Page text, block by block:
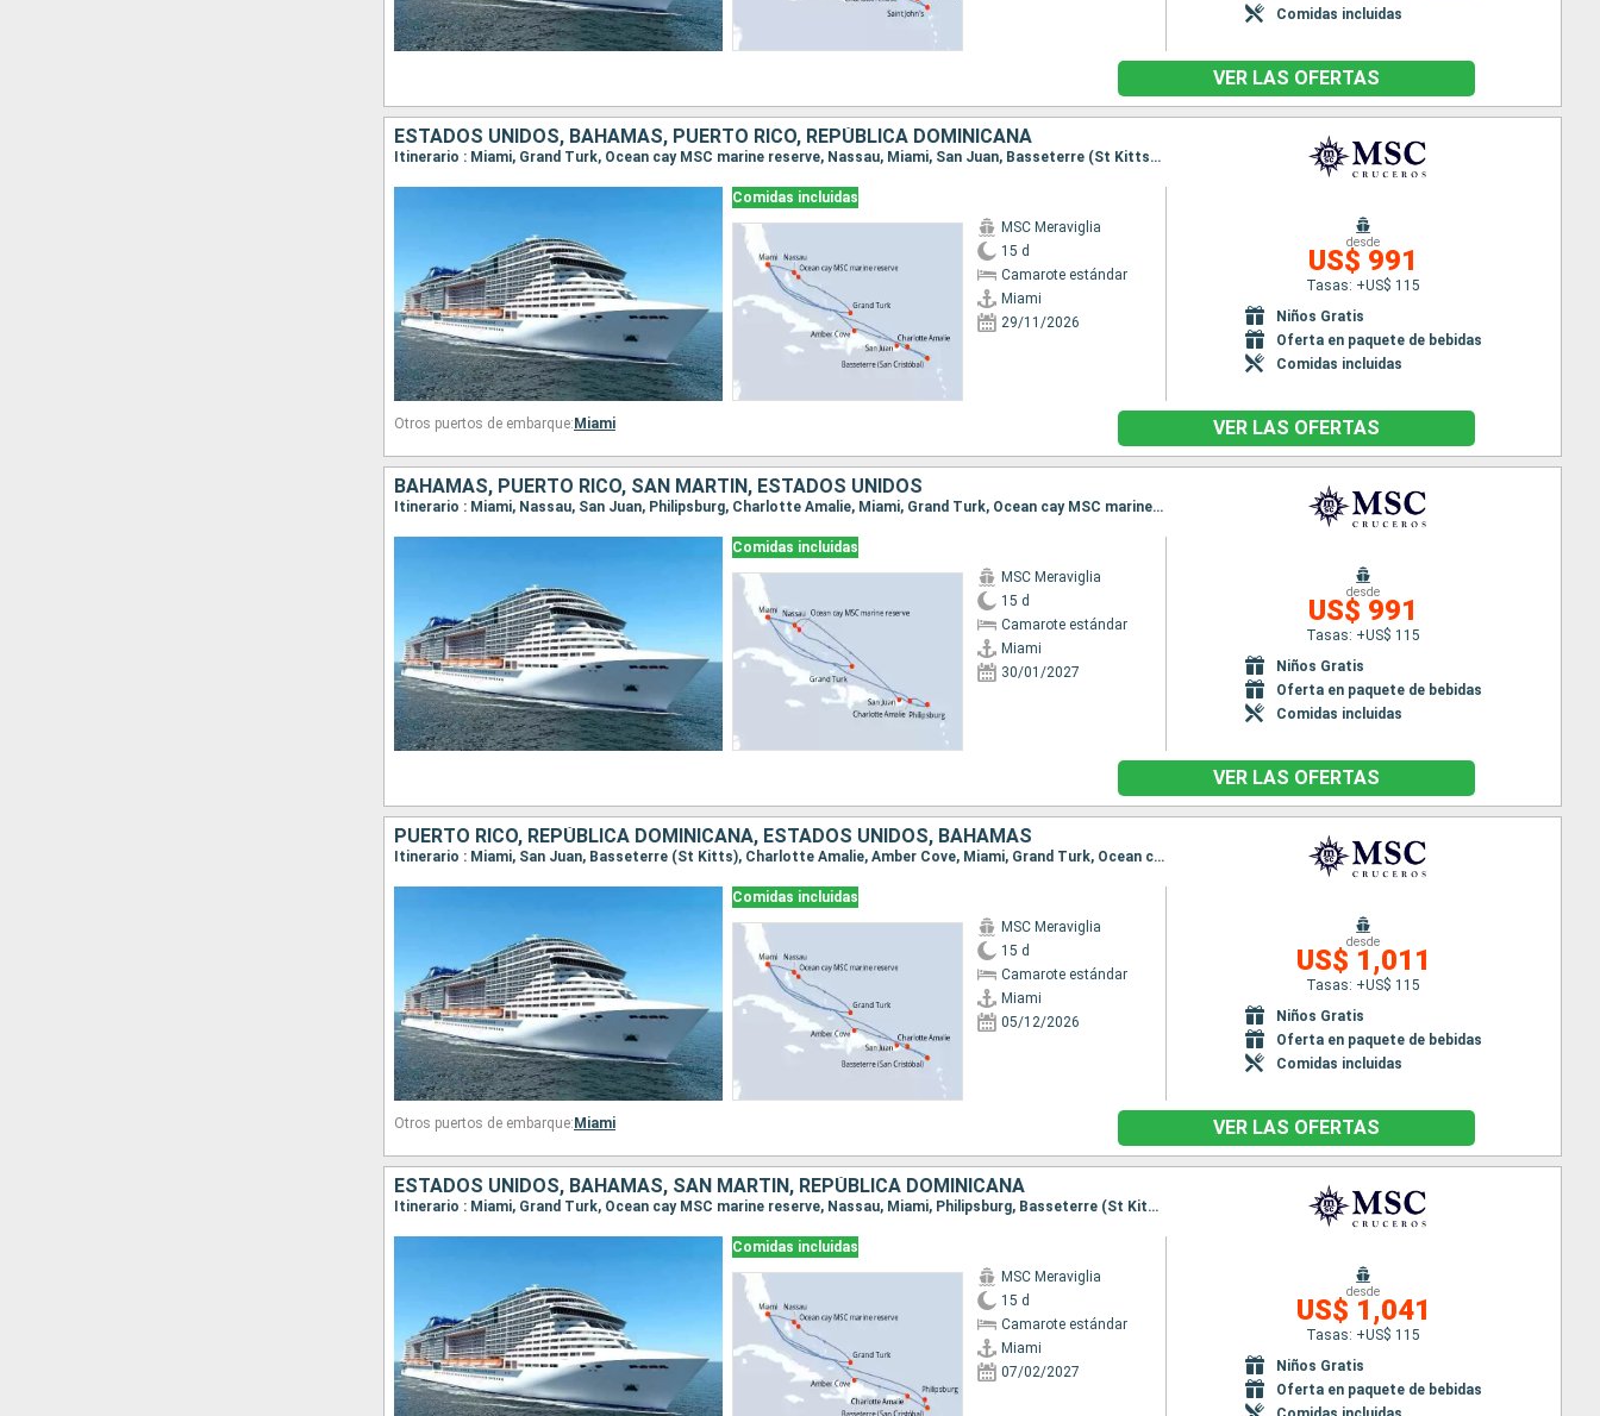
Comidas incluidas
VER LAS OFERTAS
ESTADOS UNIDOS, BAHAMAS, PUERTO RICO, REPÚBLICA DOMINICANA
Itinerario : Miami, Grand Turk, Ocean cay MSC marine reserve, Nassau, Miami, San Juan, Basseterre (St Kitts), Charlotte Amalie, Amber Cove, Miami
Comidas incluidas
MSC Meraviglia
15 d
Camarote estándar
Miami
29/11/2026
desde
US$ 991
Tasas: +US$ 115
Niños Gratis
Oferta en paquete de bebidas
Comidas incluidas
Otros puertos de embarque: Miami VER LAS OFERTAS
BAHAMAS, PUERTO RICO, SAN MARTÍN, ESTADOS UNIDOS
Itinerario : Miami, Nassau, San Juan, Philipsburg, Charlotte Amalie, Miami, Grand Turk, Ocean cay MSC marine reserve, Nassau, Miami
Comidas incluidas
MSC Meraviglia
15 d
Camarote estándar
Miami
30/01/2027
desde
US$ 991
Tasas: +US$ 115
Niños Gratis
Oferta en paquete de bebidas
Comidas incluidas
VER LAS OFERTAS
PUERTO RICO, REPÚBLICA DOMINICANA, ESTADOS UNIDOS, BAHAMAS
Itinerario : Miami, San Juan, Basseterre (St Kitts), Charlotte Amalie, Amber Cove, Miami, Grand Turk, Ocean cay MSC marine reserve, Nassau, Miami
Comidas incluidas
MSC Meraviglia
15 d
Camarote estándar
Miami
05/12/2026
desde
US$ 1,011
Tasas: +US$ 115
Niños Gratis
Oferta en paquete de bebidas
Comidas incluidas
Otros puertos de embarque: Miami VER LAS OFERTAS
ESTADOS UNIDOS, BAHAMAS, SAN MARTÍN, REPÚBLICA DOMINICANA
Itinerario : Miami, Grand Turk, Ocean cay MSC marine reserve, Nassau, Miami, Philipsburg, Basseterre (St Kitts), Charlotte Amalie, Amber Cove, Miami
Comidas incluidas
MSC Meraviglia
15 d
Camarote estándar
Miami
07/02/2027
desde
US$ 1,041
Tasas: +US$ 115
Niños Gratis
Oferta en paquete de bebidas